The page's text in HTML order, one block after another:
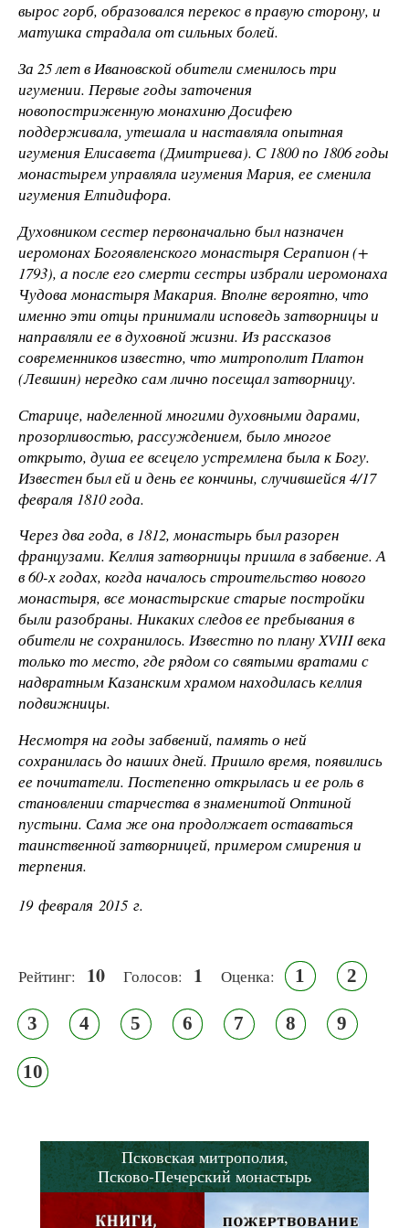
вырос горб, образовался перекос в правую сторону, и
матушка страдала от сильных болей.
За 25 лет в Ивановской обители сменилось три
игумении. Первые годы заточения
новопостриженную монахиню Досифею
поддерживала, утешала и наставляла опытная
игумения Елисавета (Дмитриева). С 1800 по 1806 годы
монастырем управляла игумения Мария, ее сменила
игумения Елпидифора.
Духовником сестер первоначально был назначен
иеромонах Богоявленского монастыря Серапион (+
1793), а после его смерти сестры избрали иеромонаха
Чудова монастыря Макария. Вполне вероятно, что
именно эти отцы принимали исповедь затворницы и
направляли ее в духовной жизни. Из рассказов
современников известно, что митрополит Платон
(Левшин) нередко сам лично посещал затворницу.
Старице, наделенной многими духовными дарами,
прозорливостью, рассуждением, было многое
открыто, душа ее всецело устремлена была к Богу.
Известен был ей и день ее кончины, случившейся 4/17
февраля 1810 года.
Через два года, в 1812, монастырь был разорен
французами. Келлия затворницы пришла в забвение. А
в 60-х годах, когда началось строительство нового
монастыря, все монастырские старые постройки
были разобраны. Никаких следов ее пребывания в
обители не сохранилось. Известно по плану XVIII века
только то место, где рядом со святыми вратами с
надвратным Казанским храмом находилась келлия
подвижницы.
Несмотря на годы забвений, память о ней
сохранилась до наших дней. Пришло время, появились
ее почитатели. Постепенно открылась и ее роль в
становлении старчества в знаменитой Оптиной
пустыни. Сама же она продолжает оставаться
таинственной затворницей, примером смирения и
терпения.
19 февраля 2015 г.
Рейтинг: 10 Голосов: 1 Оценка: 1 2
3 4 5 6 7 8 9
10
Псковская митрополия,
Псково-Печерский монастырь